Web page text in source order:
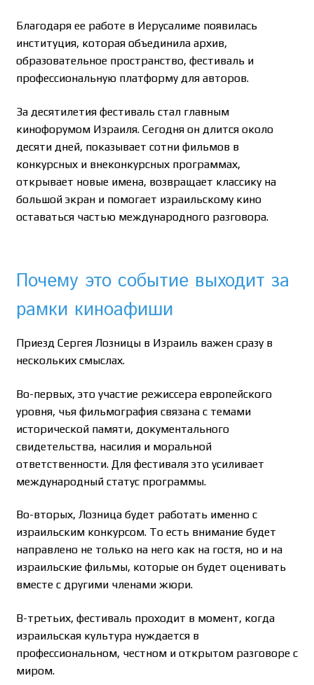
Благодаря ее работе в Иерусалиме появилась
институция, которая объединила архив,
образовательное пространство, фестиваль и
профессиональную платформу для авторов.
За десятилетия фестиваль стал главным
кинофорумом Израиля. Сегодня он длится около
десяти дней, показывает сотни фильмов в
конкурсных и внеконкурсных программах,
открывает новые имена, возвращает классику на
большой экран и помогает израильскому кино
оставаться частью международного разговора.
Почему это событие выходит за
рамки киноафиши
Приезд Сергея Лозницы в Израиль важен сразу в
нескольких смыслах.
Во-первых, это участие режиссера европейского
уровня, чья фильмография связана с темами
исторической памяти, документального
свидетельства, насилия и моральной
ответственности. Для фестиваля это усиливает
международный статус программы.
Во-вторых, Лозница будет работать именно с
израильским конкурсом. То есть внимание будет
направлено не только на него как на гостя, но и на
израильские фильмы, которые он будет оценивать
вместе с другими членами жюри.
В-третьих, фестиваль проходит в момент, когда
израильская культура нуждается в
профессиональном, честном и открытом разговоре с
миром.